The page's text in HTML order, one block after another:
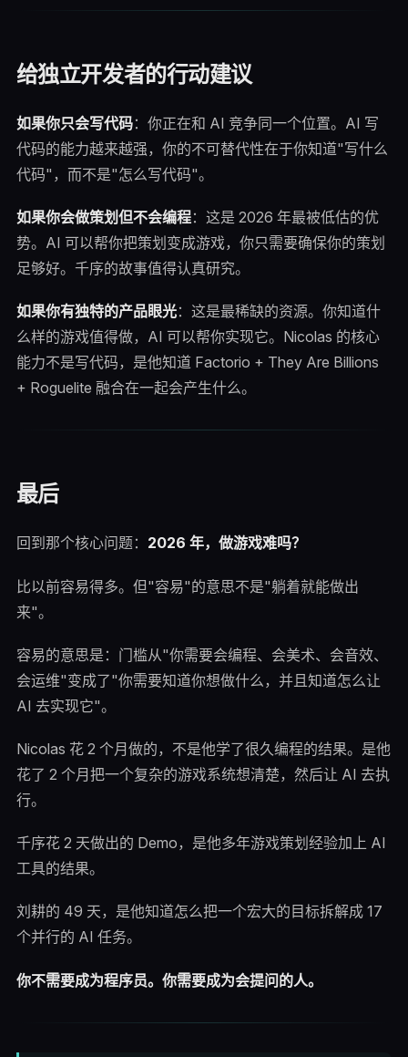
给独立开发者的行动建议
如果你只会写代码：你正在和 AI 竞争同一个位置。AI 写
代码的能力越来越强，你的不可替代性在于你知道"写什么
代码"，而不是"怎么写代码"。
如果你会做策划但不会编程：这是 2026 年最被低估的优
势。AI 可以帮你把策划变成游戏，你只需要确保你的策划
足够好。千序的故事值得认真研究。
如果你有独特的产品眼光：这是最稀缺的资源。你知道什
么样的游戏值得做，AI 可以帮你实现它。Nicolas 的核心
能力不是写代码，是他知道 Factorio + They Are Billions
+ Roguelite 融合在一起会产生什么。
最后
回到那个核心问题： 2026 年，做游戏难吗？
比以前容易得多。但"容易"的意思不是"躺着就能做出
来"。
容易的意思是：门槛从"你需要会编程、会美术、会音效、
会运维"变成了"你需要知道你想做什么，并且知道怎么让
AI 去实现它"。
Nicolas 花 2 个月做的，不是他学了很久编程的结果。是他
花了 2 个月把一个复杂的游戏系统想清楚，然后让 AI 去执
行。
千序花 2 天做出的 Demo，是他多年游戏策划经验加上 AI
工具的结果。
刘耕的 49 天，是他知道怎么把一个宏大的目标拆解成 17
个并行的 AI 任务。
你不需要成为程序员。你需要成为会提问的人。